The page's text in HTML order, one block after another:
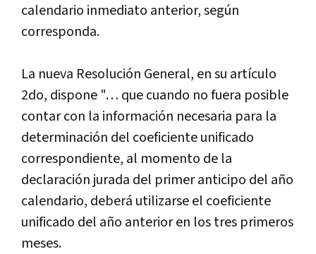
calendario inmediato anterior, según
corresponda.
La nueva Resolución General, en su artículo
2do, dispone "… que cuando no fuera posible
contar con la información necesaria para la
determinación del coeficiente unificado
correspondiente, al momento de la
declaración jurada del primer anticipo del año
calendario, deberá utilizarse el coeficiente
unificado del año anterior en los tres primeros
meses.